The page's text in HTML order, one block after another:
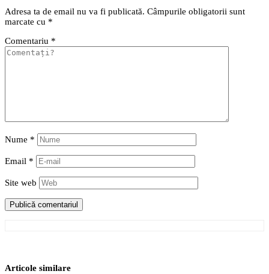
Adresa ta de email nu va fi publicată. Câmpurile obligatorii sunt
marcate cu *
Comentariu *
Nume *
Email *
Site web
Articole similare